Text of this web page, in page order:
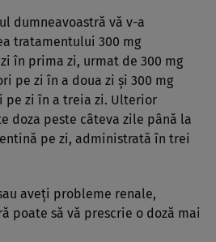
dumneavoastră vă v-a
tratamentului 300 mg
în prima zi, urmat de 300 mg
pe zi în a doua zi şi 300 mg
pe zi în a treia zi. Ulterior
doza peste câteva zile până la
pe zi, administrată în trei
aveţi probleme renale,
poate să vă prescrie o doză mai